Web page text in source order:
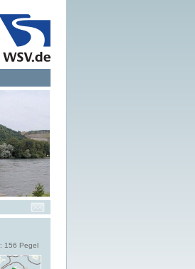
: 156 Pegel